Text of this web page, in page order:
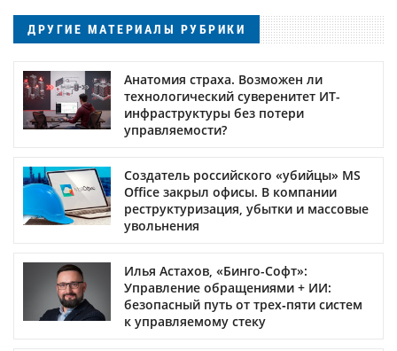
ДРУГИЕ МАТЕРИАЛЫ РУБРИКИ
Анатомия страха. Возможен ли
технологический суверенитет ИТ-
инфраструктуры без потери
управляемости?
Создатель российского «убийцы» MS
Office закрыл офисы. В компании
реструктуризация, убытки и массовые
увольнения
Илья Астахов, «Бинго-Софт»:
Управление обращениями + ИИ:
безопасный путь от трех‑пяти систем
к управляемому стеку